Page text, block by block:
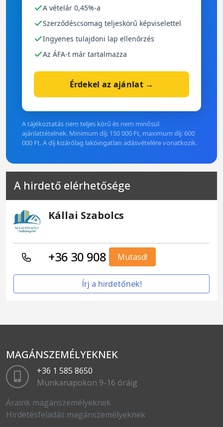
A vételár 0,45%-a
Szerződéscsomag teljeskörű képviselettel
Ingyenes tulajdoni lap ellenőrzés
Az ÁFA-t már tartalmazza
Érdekel az ajánlat →
A tájékoztatás nem teljes körű és nem minősül
ajánlattételnek. Minimum díj: 150 000 Ft, maximum díj: 600
000 Ft. A díj kizárólag lakóingatlan adásvételére vonatkozik.
A hirdető elérhetősége
Kállai Szabolcs
+36 30 908 Mutasd!
Írj a hirdetőnek!
MAGÁNSZEMÉLYEKNEK
+36 1 585 8650
Munkanapokon 9-16 óráig
Áraink magánszemélyeknek
Hirdetésfeladás magánszemélyeknek